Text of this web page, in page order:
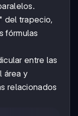
del trapecio,
fórmulas
entre las
área y
relacionados